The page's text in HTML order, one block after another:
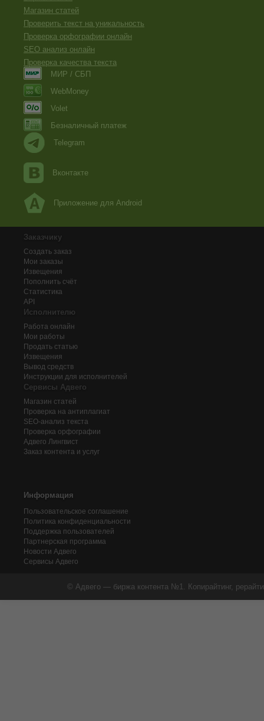
Магазин статей
Проверить текст на уникальность
Проверка орфографии онлайн
SEO анализ онлайн
Проверка качества текста
МИР / СБП
WebMoney
Volet
Безналичный платеж
Telegram
Вконтакте
Приложение для Android
Заказчику
Создать заказ
Мои заказы
Извещения
Пополнить счёт
Статистика
API
Исполнителю
Работа онлайн
Мои работы
Продать статью
Извещения
Вывод средств
Инструкции для исполнителей
Сервисы Адвего
Магазин статей
Проверка на антиплагиат
SEO-анализ текста
Проверка орфографии
Адвего Лингвист
Заказ контента и услуг
Информация
Пользовательское соглашение
Политика конфиденциальности
Поддержка пользователей
Партнерская программа
Новости Адвего
Сервисы Адвего
© Адвего — биржа контента №1. Копирайтинг,